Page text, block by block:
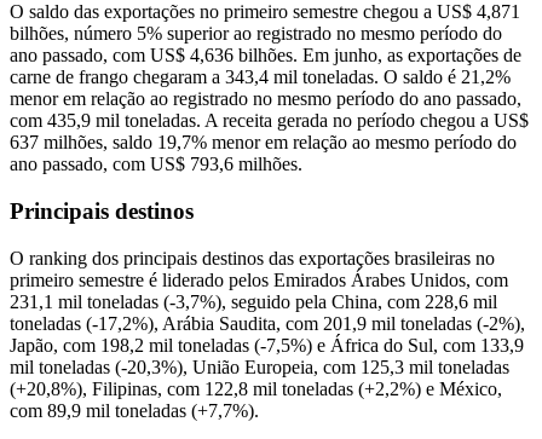
O saldo das exportações no primeiro semestre chegou a US$ 4,871
bilhões, número 5% superior ao registrado no mesmo período do
ano passado, com US$ 4,636 bilhões. Em junho, as exportações de
carne de frango chegaram a 343,4 mil toneladas. O saldo é 21,2%
menor em relação ao registrado no mesmo período do ano passado,
com 435,9 mil toneladas. A receita gerada no período chegou a US$
637 milhões, saldo 19,7% menor em relação ao mesmo período do
ano passado, com US$ 793,6 milhões.
Principais destinos
O ranking dos principais destinos das exportações brasileiras no
primeiro semestre é liderado pelos Emirados Árabes Unidos, com
231,1 mil toneladas (-3,7%), seguido pela China, com 228,6 mil
toneladas (-17,2%), Arábia Saudita, com 201,9 mil toneladas (-2%),
Japão, com 198,2 mil toneladas (-7,5%) e África do Sul, com 133,9
mil toneladas (-20,3%), União Europeia, com 125,3 mil toneladas
(+20,8%), Filipinas, com 122,8 mil toneladas (+2,2%) e México,
com 89,9 mil toneladas (+7,7%).